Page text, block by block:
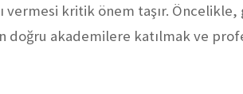
vermesi kritik önem taşır.
doğru akademilere katılmak ve